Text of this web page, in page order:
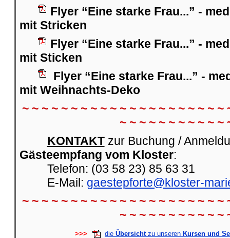
Flyer “Eine starke Frau...” -
mit Stricken
Flyer “Eine starke Frau...” -
mit Sticken
Flyer “Eine starke Frau...” -
mit Weihnachts-Deko
~ ~ ~ ~ ~ ~ ~ ~ ~ ~ ~ ~ ~ ~ ~ ~ ~ ~ ~ ~ ~
~ ~ ~ ~ ~ ~ ~ ~ ~ ~ ~
KONTAKTzur Buchung /
Gästeempfang vom Kloster:
Telefon: (03 58 23) 85 63 31
E-Mail: gaestepforte@kloster-
~ ~ ~ ~ ~ ~ ~ ~ ~ ~ ~ ~ ~ ~ ~ ~ ~ ~ ~ ~ ~
~ ~ ~ ~ ~ ~ ~ ~ ~ ~ ~
>>> die Übersichtzu unseren Kursen und